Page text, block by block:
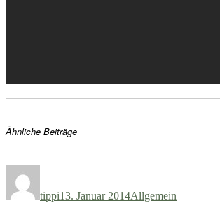
Ähnliche Beiträge
tippi13. Januar 2014Allgemein